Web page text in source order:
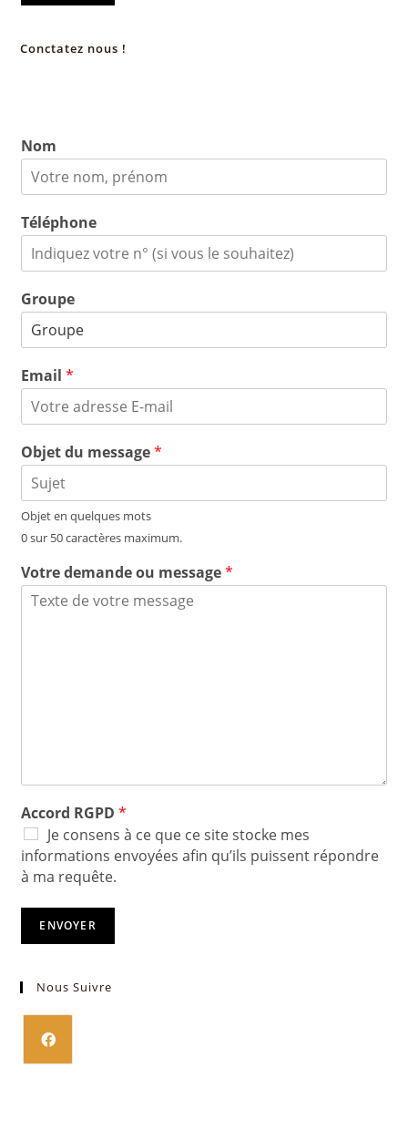
Conctatez nous !
Nom
Téléphone
Groupe
Email*
Objet du message*
Objet en quelques mots
0 sur 50 caractères maximum.
Votre demande ou message*
Accord RGPD*
Je consens à ce que ce site stocke mes
informations envoyées afin qu’ils puissent répondre
à ma requête.
ENVOYER
Nous Suivre